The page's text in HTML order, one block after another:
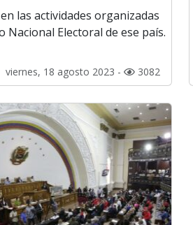
las actividades organizadas
Nacional Electoral de ese país.
viernes, 18 agosto 2023 - 3082